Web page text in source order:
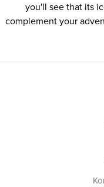
you'll see that its
complement your